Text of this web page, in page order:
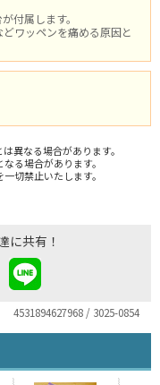
付属します。
ワッペンを痛める原因と
異なる場合があります。
る場合があります。
切禁止いたします。
に共有！
4531894627968 / 3025-0854